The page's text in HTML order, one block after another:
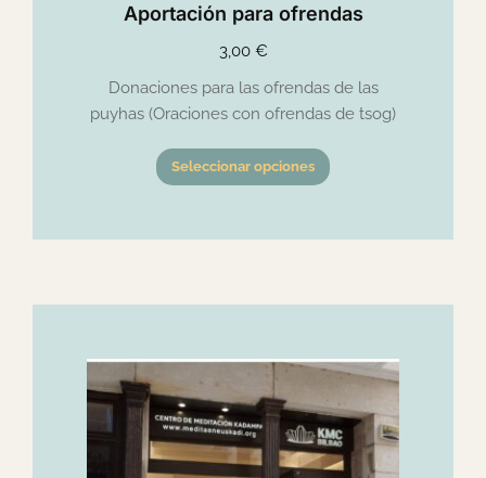
Aportación para ofrendas
3,00 €
Donaciones para las ofrendas de las
puyhas (Oraciones con ofrendas de tsog)
Seleccionar opciones